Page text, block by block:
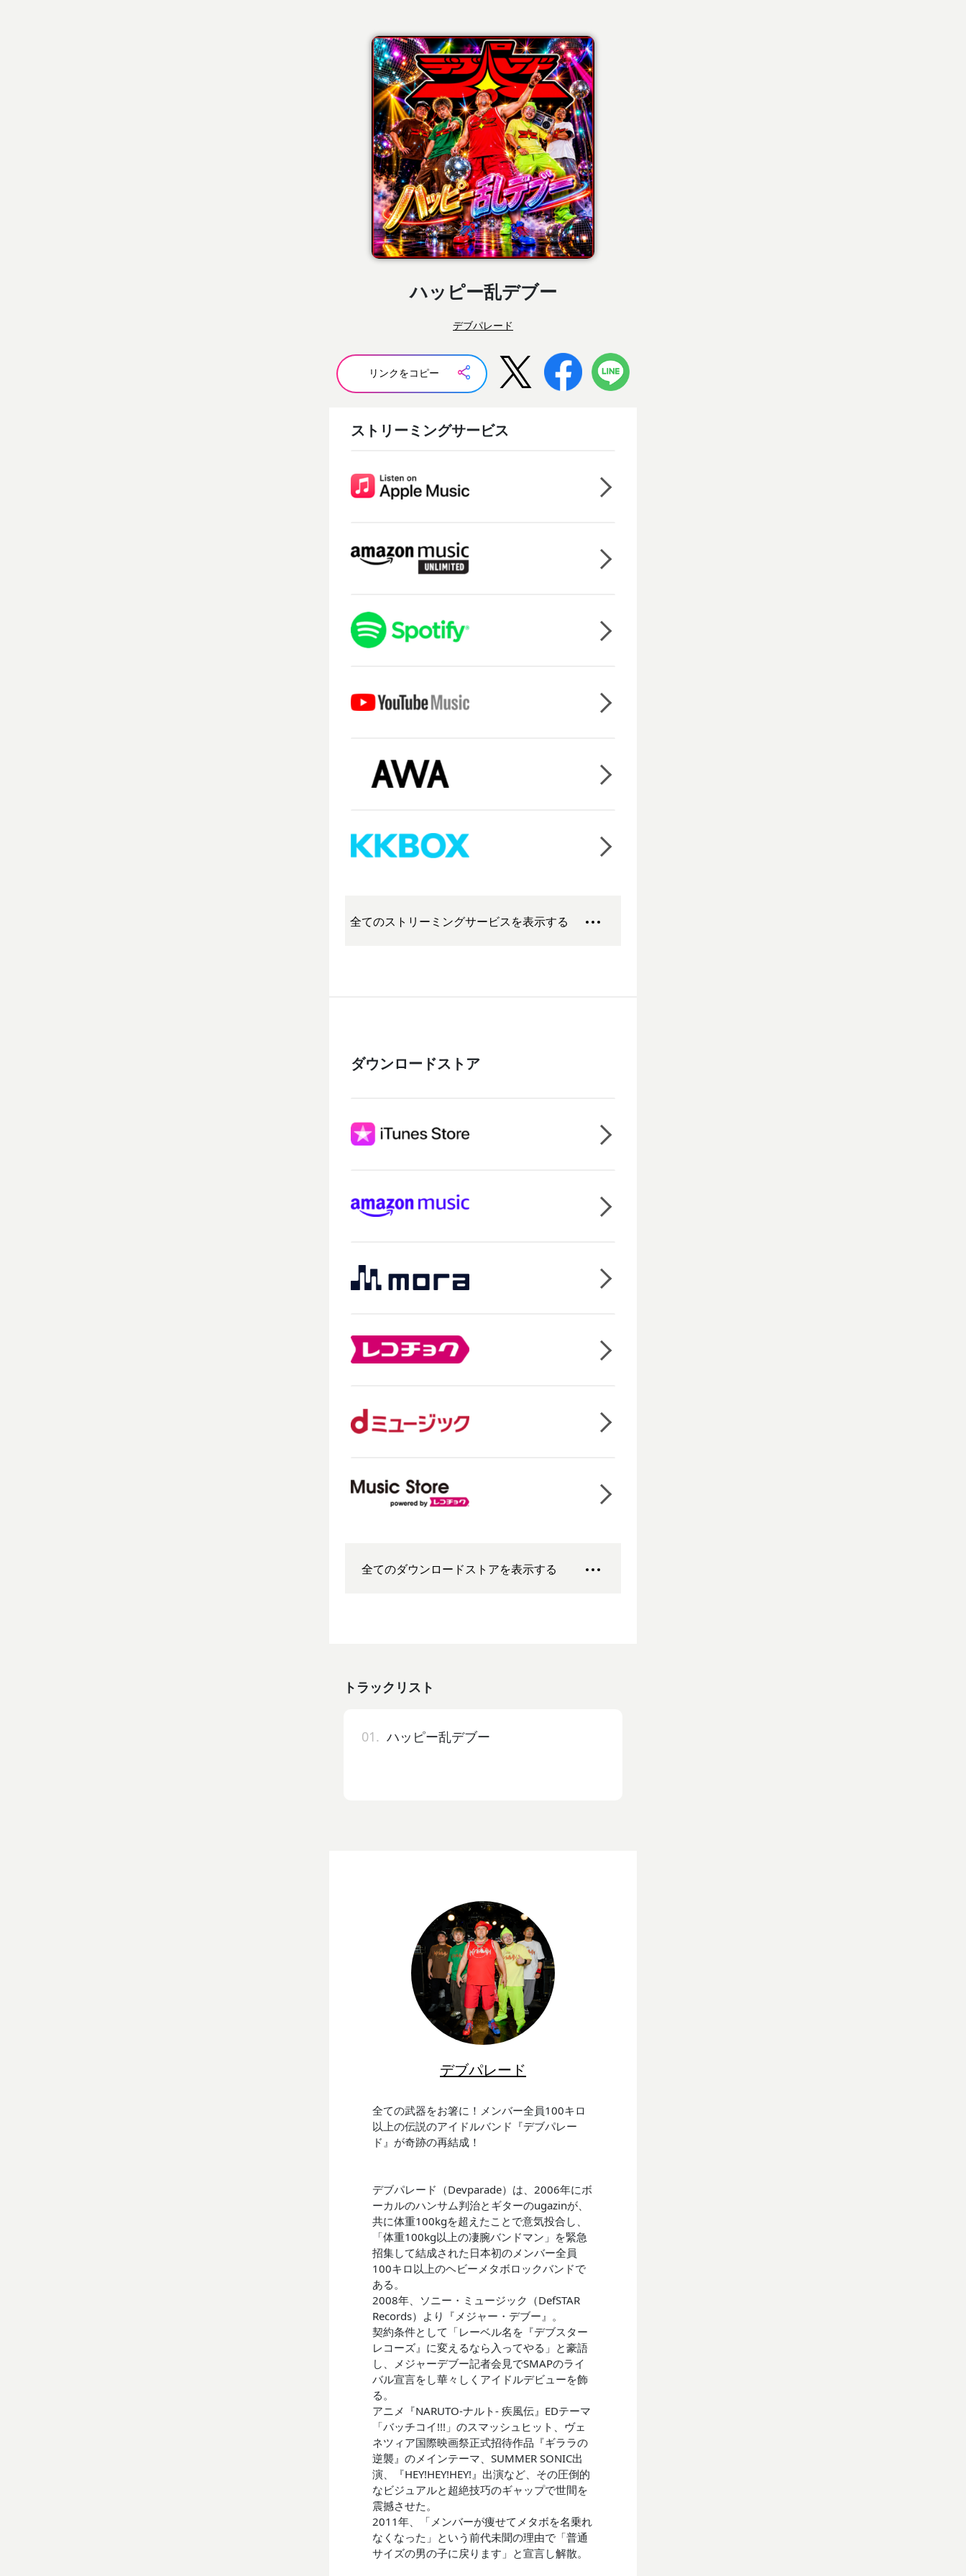
ハッピー乱デブー
デブパレード
リンクをコピー
ストリーミングサービス
全てのストリーミングサービスを表示する
ダウンロードストア
全てのダウンロードストアを表示する
トラックリスト
01. ハッピー乱デブー
デブパレード
全ての武器をお箸に！メンバー全員100キロ
以上の伝説のアイドルバンド『デブパレー
ド』が奇跡の再結成！
デブパレード（Devparade）は、2006年にボ
ーカルのハンサム判治とギターのugazinが、
共に体重100kgを超えたことで意気投合し、
「体重100kg以上の凄腕バンドマン」を緊急
招集して結成された日本初のメンバー全員
100キロ以上のヘビーメタボロックバンドで
ある。
2008年、ソニー・ミュージック（DefSTAR
Records）より『メジャー・デブー』。
契約条件として「レーベル名を『デブスター
レコーズ』に変えるなら入ってやる」と豪語
し、メジャーデブー記者会見でSMAPのライ
バル宣言をし華々しくアイドルデビューを飾
る。
アニメ『NARUTO-ナルト- 疾風伝』EDテーマ
「バッチコイ!!!」のスマッシュヒット、ヴェ
ネツィア国際映画祭正式招待作品『ギララの
逆襲』のメインテーマ、SUMMER SONIC出
演、『HEY!HEY!HEY!』出演など、その圧倒的
なビジュアルと超絶技巧のギャップで世間を
震撼させた。
2011年、「メンバーが痩せてメタボを名乗れ
なくなった」という前代未聞の理由で「普通
サイズの男の子に戻ります」と宣言し解散。